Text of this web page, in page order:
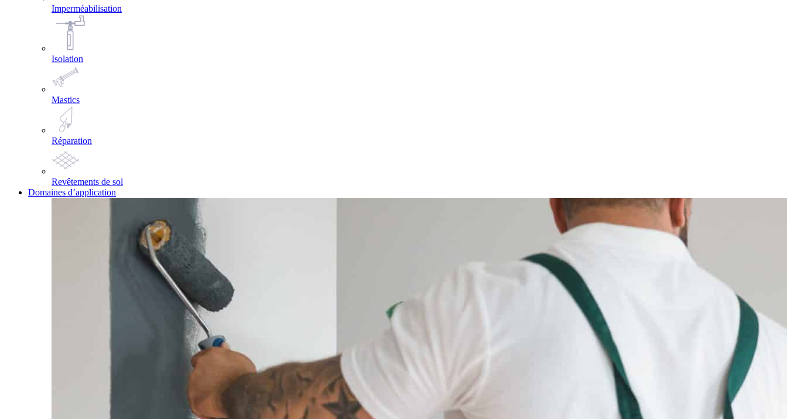
Imperméabilisation
Isolation
Mastics
Réparation
Revêtements de sol
Domaines d’application